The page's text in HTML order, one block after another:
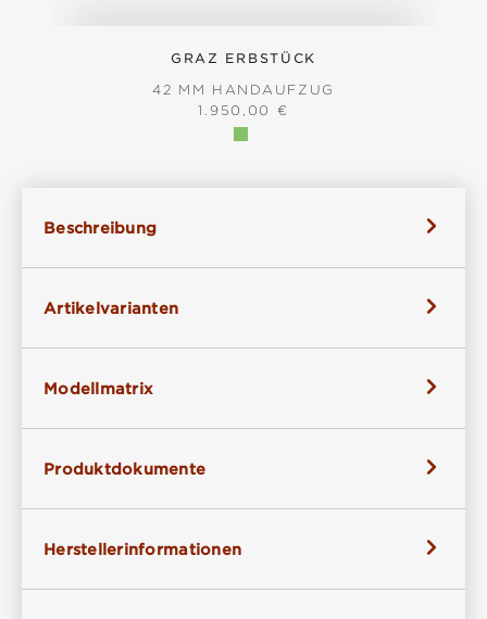
GRAZ ERBSTÜCK
42 MM HANDAUFZUG
REGULÄRER PREIS:
1.950,00 €
Beschreibung
Artikelvarianten
Modellmatrix
Produktdokumente
Herstellerinformationen